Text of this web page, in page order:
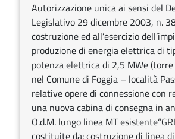
Autorizzazione unica ai sensi del
Legislativo 29 dicembre 2003, n.
costruzione ed all’esercizio
produzione di energia elettrica di
potenza elettrica di 2,5 MWe
nel Comune di Foggia – località
relative opere di connessione con
una nuova cabina di consegna in
O.d.M. lungo linea MT
costituite da: costruzione di linea